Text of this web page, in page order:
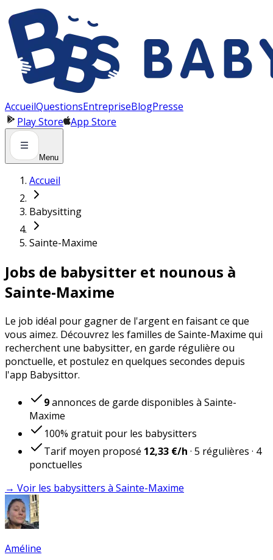
AccueilQuestionsEntrepriseBlogPresse
Play Store App Store
Menu
Accueil
Babysitting
Sainte-Maxime
Jobs de babysitter et nounous à
Sainte-Maxime
Le job idéal pour gagner de l'argent en faisant ce que
vous aimez. Découvrez les familles de Sainte-Maxime qui
recherchent une babysitter, en garde régulière ou
ponctuelle, et postulez en quelques secondes depuis
l'app Babysittor.
9annonces de garde disponibles à Sainte-
Maxime
100% gratuit pour les babysitters
Tarif moyen proposé 12,33 €/h · 5 régulières · 4
ponctuelles
→ Voir les babysitters à Sainte-Maxime
Améline
Panneau de gestion des cookies